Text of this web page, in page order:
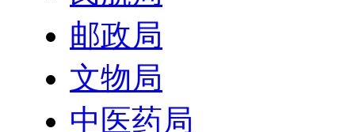
邮政局
文物局
中医药局